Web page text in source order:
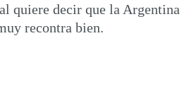
decir que la
recontra bien.